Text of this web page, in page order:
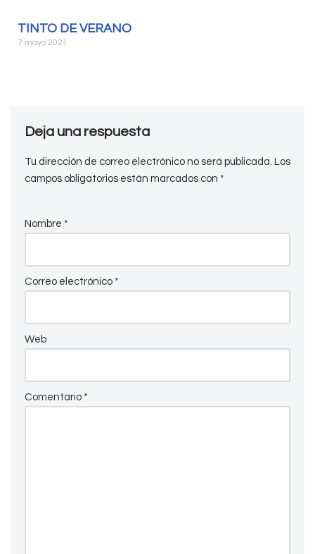
TINTO DE VERANO
7 mayo 2021
Deja una respuesta
Tu dirección de correo electrónico no será publicada. Los
campos obligatorios están marcados con *
Nombre *
Correo electrónico *
Web
Comentario *